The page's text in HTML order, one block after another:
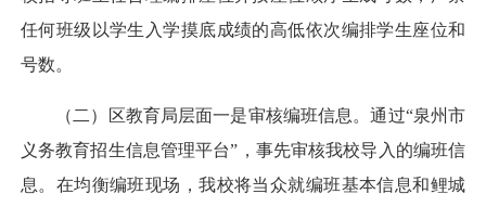
任何班级以学生入学摸底成绩的高低依次编排学生座位和
号数。
（二）区教育局层面一是审核编班信息。通过“泉州市
义务教育招生信息管理平台”，事先审核我校导入的编班信
息。在均衡编班现场，我校将当众就编班基本信息和鲤城